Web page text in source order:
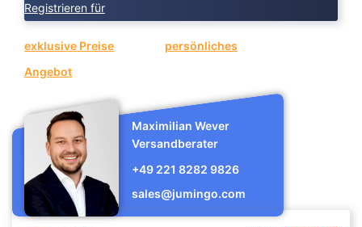
Registrieren für
exklusive Preise
persönliches
Angebot
Maximilian Wever
Versandberater
+49 221 8282 9826
sales@jumingo.com